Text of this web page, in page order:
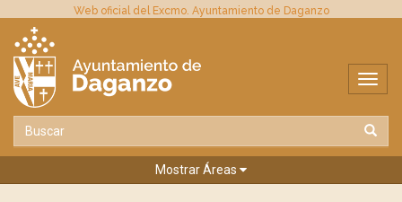
Web oficial del Excmo. Ayuntamiento de Daganzo
Mostrar Áreas